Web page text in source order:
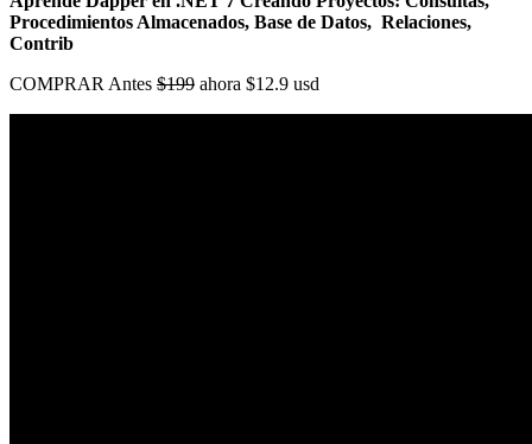
Procedimientos Almacenados, Base de Datos, Relaciones,
Contrib
COMPRAR Antes $199 ahora $12.9 usd